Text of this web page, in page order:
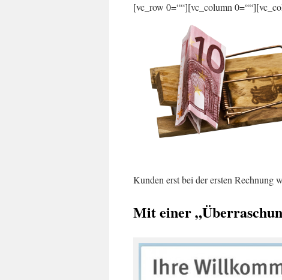
[vc_row 0=““][vc_column
Kunden erst bei der ersten Rechnung
Mit einer